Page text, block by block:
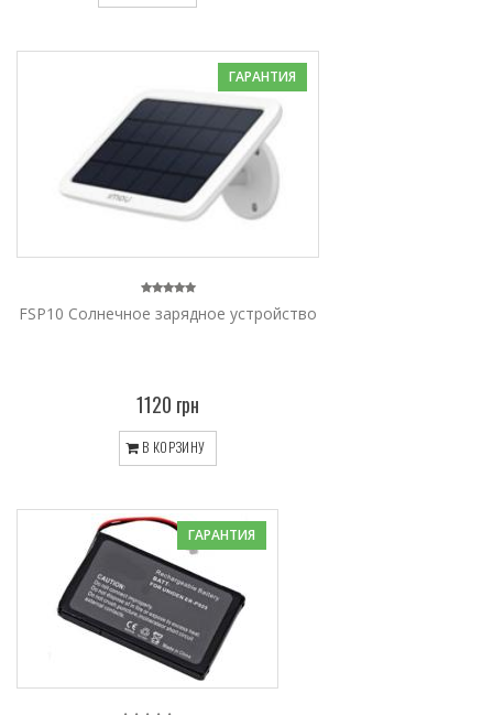
ГАРАНТИЯ
FSP10 Солнечное зарядное устройство
1120 грн
В КОРЗИНУ
ГАРАНТИЯ